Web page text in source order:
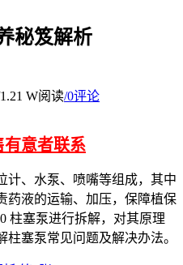
秘笈解析
1.21 W阅读/0评论
有意者联系
计、水泵、喷嘴等组成，其中
药液的运输、加压，保障植保
柱塞泵进行拆解，对其原理
塞泵常见问题及解决办法。